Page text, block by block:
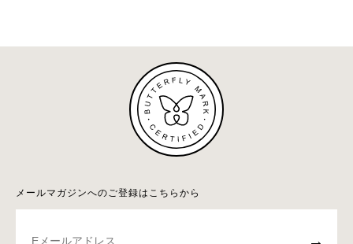
メールマガジンへのご登録はこちらから